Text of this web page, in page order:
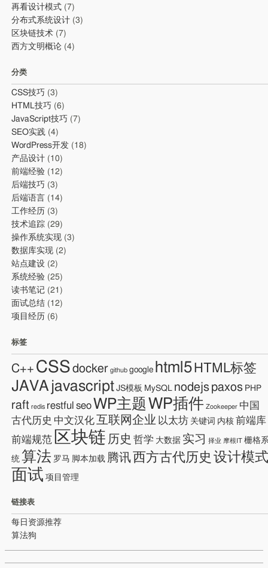
再看设计模式 (7)
分布式系统设计 (3)
区块链技术 (7)
西方文明概论 (4)
分类
CSS技巧 (3)
HTML技巧 (6)
JavaScript技巧 (7)
SEO实践 (4)
WordPress开发 (18)
产品设计 (10)
前端经验 (12)
后端技巧 (3)
后端语言 (14)
工作经历 (3)
技术追踪 (29)
操作系统实现 (3)
数据库实现 (2)
站点建设 (2)
系统经验 (25)
读书笔记 (21)
面试总结 (12)
项目经历 (6)
标签
C++ CSS docker github google html5 HTML标签
JAVA javascript JS模板 MySQL nodejs paxos PHP
raft redis restful seoWP主题 WP插件 Zookeeper 中国
古代历史 中文汉化互联网企业 以太坊 关键词 内核 前端库
前端规范 区块链 历史 哲学 大数据 实习 择业 摩根IT 栅格
统 算法 罗马 脚本加载 腾讯 西方古代历史 设计模
面试 项目管理
链接表
每日资源推荐
算法狗